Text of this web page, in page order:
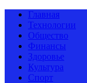
Главная
Технологии
Общество
Финансы
Здоровье
Культура
Спорт